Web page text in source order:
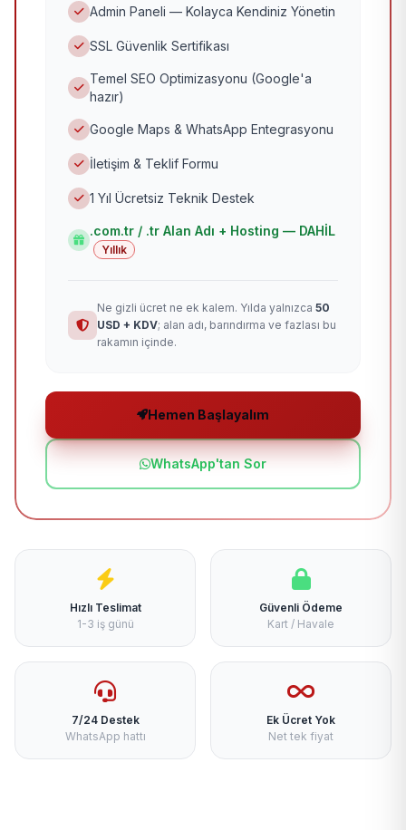
Admin Paneli — Kolayca Kendiniz Yönetin
SSL Güvenlik Sertifikası
Temel SEO Optimizasyonu (Google'a
hazır)
Google Maps & WhatsApp Entegrasyonu
İletişim & Teklif Formu
1 Yıl Ücretsiz Teknik Destek
.com.tr / .tr Alan Adı + Hosting — DAHİL
Yıllık
Ne gizli ücret ne ek kalem. Yılda yalnızca 50
USD + KDV; alan adı, barındırma ve fazlası bu
rakamın içinde.
Hemen Başlayalım
WhatsApp'tan Sor
Hızlı Teslimat
1-3 iş günü
Güvenli Ödeme
Kart / Havale
7/24 Destek
WhatsApp hattı
Ek Ücret Yok
Net tek fiyat